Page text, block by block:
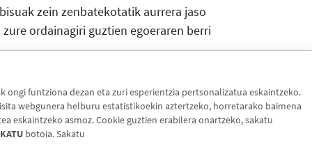
funtziona dezan eta zuri esperientzia pertsonalizatua eskaintzeko.
webgunera helburu estatistikoekin aztertzeko, horretarako baimena
eskaintzeko asmoz. Cookie guztien erabilera onartzeko, sakatu
botoia. Sakatu
zein zenbatekotatik aurrera jaso
ordainagiri guztien egoeraren berri